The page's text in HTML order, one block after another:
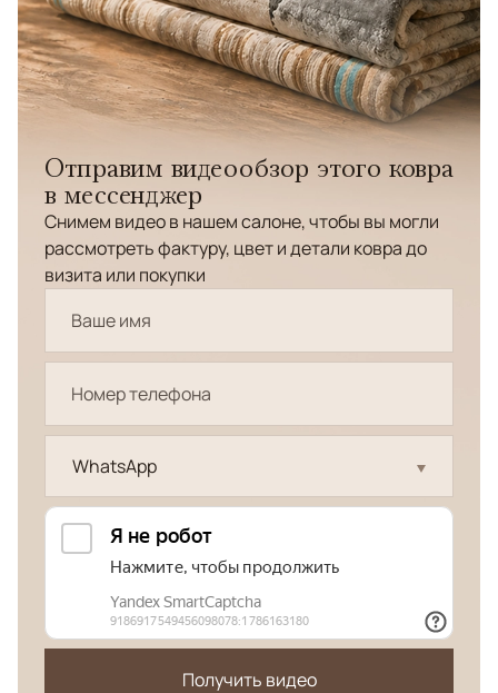
Отправим видеообзор этого ковра
в мессенджер
Снимем видео в нашем салоне, чтобы вы могли
рассмотреть фактуру, цвет и детали ковра до
визита или покупки
WhatsApp
Получить видео